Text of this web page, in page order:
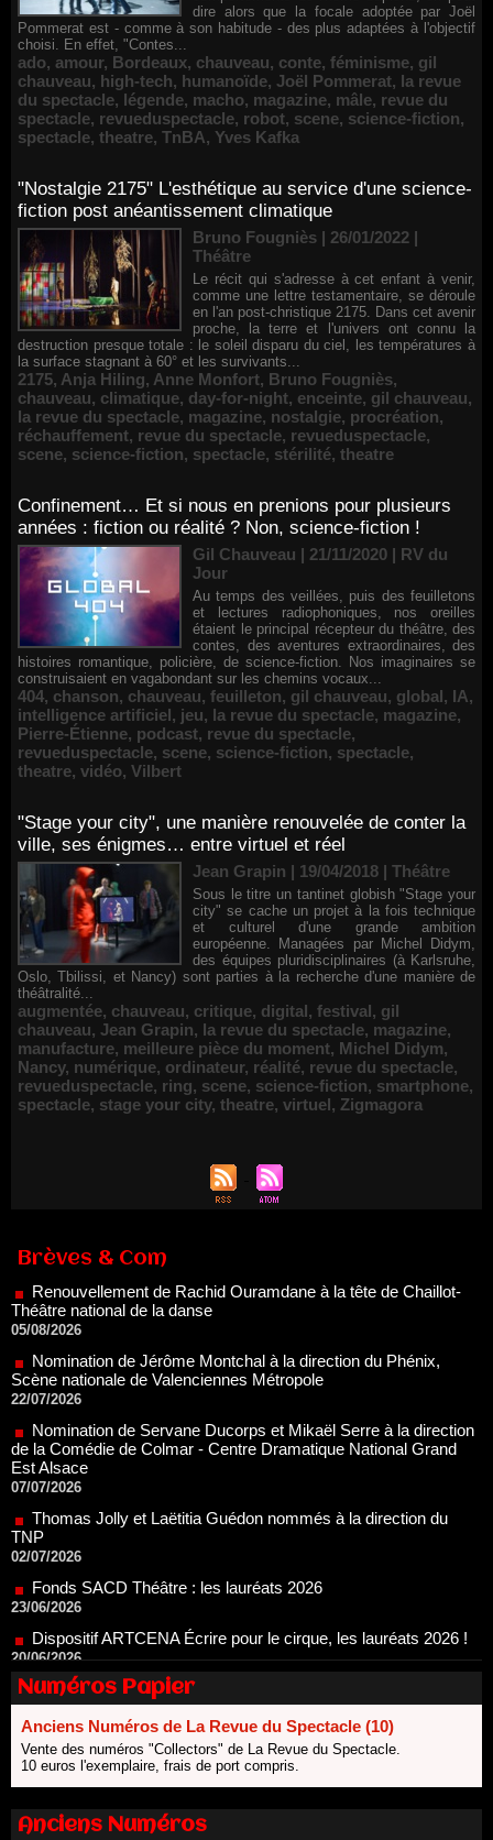
dire alors que la focale adoptée par Joël
Pommerat est - comme à son habitude - des plus adaptées à l'objectif
choisi. En effet, "Contes...
ado, amour, Bordeaux, chauveau, conte, féminisme, gil
chauveau, high-tech, humanoïde, Joël Pommerat, la revue
du spectacle, légende, macho, magazine, mâle, revue du
spectacle, revueduspectacle, robot, scene, science-fiction,
spectacle, theatre, TnBA, Yves Kafka
"Nostalgie 2175" L'esthétique au service d'une science-
fiction post anéantissement climatique
Bruno Fougniès | 26/01/2022 |
Théâtre
Le récit qui s'adresse à cet enfant à venir,
comme une lettre testamentaire, se déroule
en l'an post-christique 2175. Dans cet avenir
proche, la terre et l'univers ont connu la
destruction presque totale : le soleil disparu du ciel, les températures à
la surface stagnant à 60° et les survivants...
2175, Anja Hiling, Anne Monfort, Bruno Fougniès,
chauveau, climatique, day-for-night, enceinte, gil chauveau,
la revue du spectacle, magazine, nostalgie, procréation,
réchauffement, revue du spectacle, revueduspectacle,
scene, science-fiction, spectacle, stérilité, theatre
Confinement… Et si nous en prenions pour plusieurs
années : fiction ou réalité ? Non, science-fiction !
Gil Chauveau | 21/11/2020 | RV du
Jour
Au temps des veillées, puis des feuilletons
et lectures radiophoniques, nos oreilles
étaient le principal récepteur du théâtre, des
contes, des aventures extraordinaires, des
histoires romantique, policière, de science-fiction. Nos imaginaires se
construisaient en vagabondant sur les chemins vocaux...
404, chanson, chauveau, feuilleton, gil chauveau, global, IA,
intelligence artificiel, jeu, la revue du spectacle, magazine,
Pierre-Étienne, podcast, revue du spectacle,
revueduspectacle, scene, science-fiction, spectacle,
theatre, vidéo, Vilbert
"Stage your city", une manière renouvelée de conter la
ville, ses énigmes… entre virtuel et réel
Jean Grapin | 19/04/2018 | Théâtre
Sous le titre un tantinet globish "Stage your
city" se cache un projet à la fois technique
et culturel d'une grande ambition
européenne. Managées par Michel Didym,
des équipes pluridisciplinaires (à Karlsruhe,
Oslo, Tbilissi, et Nancy) sont parties à la recherche d'une manière de
théâtralité...
augmentée, chauveau, critique, digital, festival, gil
chauveau, Jean Grapin, la revue du spectacle, magazine,
manufacture, meilleure pièce du moment, Michel Didym,
Nancy, numérique, ordinateur, réalité, revue du spectacle,
revueduspectacle, ring, scene, science-fiction, smartphone,
spectacle, stage your city, theatre, virtuel, Zigmagora
Brèves & Com
Renouvellement de Rachid Ouramdane à la tête de Chaillot-
Théâtre national de la danse
05/08/2026
Nomination de Jérôme Montchal à la direction du Phénix,
Scène nationale de Valenciennes Métropole
22/07/2026
Nomination de Servane Ducorps et Mikaël Serre à la direction
de la Comédie de Colmar - Centre Dramatique National Grand
Est Alsace
07/07/2026
Thomas Jolly et Laëtitia Guédon nommés à la direction du
TNP
02/07/2026
Fonds SACD Théâtre : les lauréats 2026
23/06/2026
Dispositif ARTCENA Écrire pour le cirque, les lauréats 2026 !
20/06/2026
Le palmarès des prix SACD 2026
Les 10 lauréats du Fonds Grandes Formes Théâtre 2026
SACD
13/06/2026
Nomination de Nathalie Garraud et Olivier Saccomano à la
direction du Théâtre de Gennevilliers - CDN
13/06/2026
Dispositif SACD Auteurs d'espaces : les lauréats 2026
Numéros Papier
Anciens Numéros de La Revue du Spectacle (10)
Vente des numéros "Collectors" de La Revue du Spectacle.
10 euros l'exemplaire, frais de port compris.
Anciens Numéros